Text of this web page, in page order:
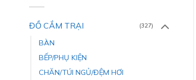
ĐỒ CẮM TRẠI (327)
BÀN
BẾP/PHỤ KIỆN
CHĂN/TÚI NGỦ/ĐỆM HƠI